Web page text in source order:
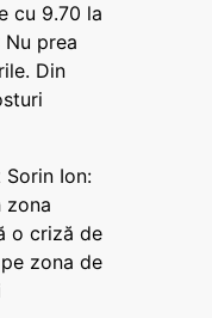
cu 9.70 la
prea
Din
Ion:
zona
o criză de
zona de